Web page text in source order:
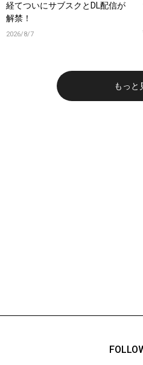
経てついにサブスクとDL配信が
解禁！
2026/8/7
もっと